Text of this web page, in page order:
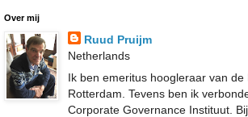
Over mij
Ruud Pruijm
Netherlands
Ik ben emeritus hoogleraar van de
Rotterdam. Tevens ben ik
Corporate Governance Instituut.